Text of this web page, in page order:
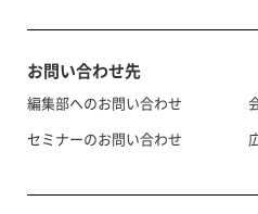
お問い合わせ先
編集部へのお問い合わせ
セミナーのお問い合わせ